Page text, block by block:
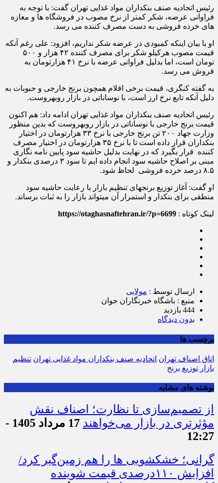
رئیس اتحادیه صنف بنکداران مواد غذایی تهران گفت: با توجه به
فراوانی عرضه، شکر کمتر از نرخ مصوب در فروشگاه ها و معازه
های خرده فروشی به دست مصرف کننده می رسد.
او با بیان اینکه کمبودی در عرضه شکر نداریم، افزود: علی رغم آنکه
قیمت مصوب هرکیلو شکر برای مصرف کننده ۴۲ هزار و ۵۰۰
تومان است، اما بدلیل فراوانی عرضه با نرخ ۴۱ هزارتومان به
فروش می رسد.
به گفته کنگری، قیمت برخی اقلام همچون برنج خارجی و حبوبات به
دلیل آنکه تابع نرخ ارز است، با نوساناتی در بازار روبه‎روست.
رئیس اتحادیه صنف بنکداران مواد غذایی تهران ادامه داد: هم اکنون
قیمت برنج خارجی با نوساناتی در بازار روبه‎روست که بدین منظور
وزارت جهاد ۲۰۰ تن برنج خارجی با نرخ ۳۳ هزارتومان در اختیار
بنکداران قرار داده است تا با نرخ ۳۵ هزارتومان در اختیار مصرف
کننده قرار بگیرد که در نهایت بدلیل حاشیه سود پایین نامه نگاری
مبنی بر اصلاح حاشیه سود انجام داده ایم تا سود ۳ درصدی بنکدار و
۸.۵ درصد خرده فروشی لحاظ شود.
او گفت: آغاز توزیع برنج‎های تنظیم بازار با رعایت حاشیه سود
منطقی برای بنکدار و استمرار آن می‎تواند بازار را به ثبات برساند.
لینک کوتاه : https://otaghasnaftehran.ir/?p=6699
ارسال توسط : مولایی
منبع : باشگاه خبرنگاران جوان
444 بازدید
بدون دیدگاه
برچسب ها
اتاق اصناف تهران اتحادیه صنف بنکداران مواد غذایی تهران تنظیم
بازار توزیع برنج
نوشته های مشابه
از تصمیم‌سازی تا نظارت؛ اصناف نقش
مؤثرتری در بازار می‌خواهند
17 مرداد 1405 -
12:27
گرانی؛ خشکشویی‌ ها را هم زمین‌گیر کرد/
افزایش ۱۱۰درصدی قیمت شوینده